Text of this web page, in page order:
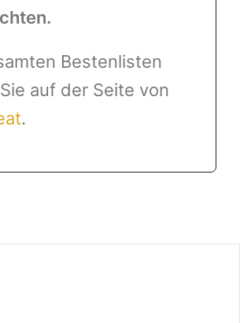
Bestenlisten
auf der Seite von
.